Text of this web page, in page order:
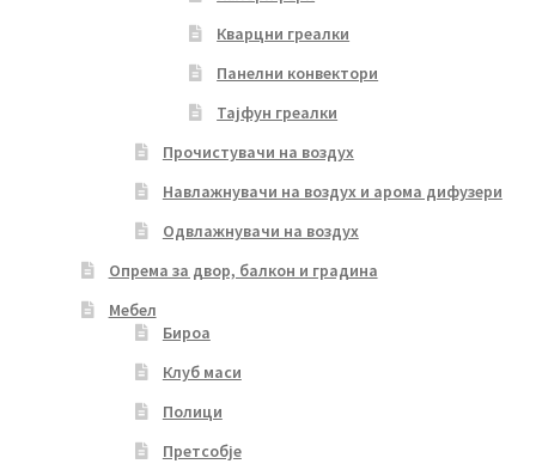
Кварцни греалки
Панелни конвектори
Тајфун греалки
Прочистувачи на воздух
Навлажнувачи на воздух и арома дифузери
Одвлажнувачи на воздух
Опрема за двор, балкон и градина
Мебел
Бироа
Клуб маси
Полици
Претсобје